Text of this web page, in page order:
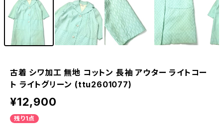
古着 シワ加工 無地 コットン 長袖 アウター ライトコー
ト ライトグリーン (ttu2601077)
¥12,900
残り1点